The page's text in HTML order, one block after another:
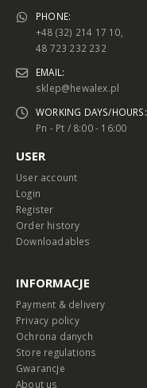
PHONE:
+48 (32) 214 17 10,
48 723 232 232
EMAIL:
sklep@hewalex.pl
WORKING DAYS/HOURS:
Pn - Pt / 8:00 - 16:00
USER
User account
Login
Register
Order history
Downloadables
INFORMACJE
Payment & delivery
Privacy policy
Ochrona danych
Store regulations
Gwarancje
About us